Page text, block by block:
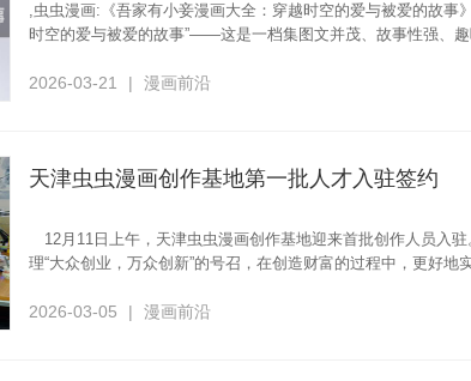
2026-03-21 | 漫画前沿
,虫虫漫画:《吾家有小妾漫画大全：穿越时空的爱与被爱的故事
时空的爱与被爱的故事”——这是一档集图文并茂、故事性强、
2026-03-05 | 漫画前沿
天津虫虫漫画创作基地第一批人才入驻签约
12月11日上午，天津虫虫漫画创作基地迎来首批创作人
理“大众创业，万众创新”的号召，在创造财富的过程中，更好地